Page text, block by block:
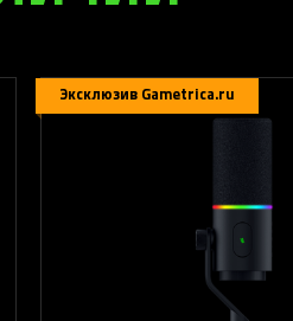
Эксклюзив Gametrica.ru